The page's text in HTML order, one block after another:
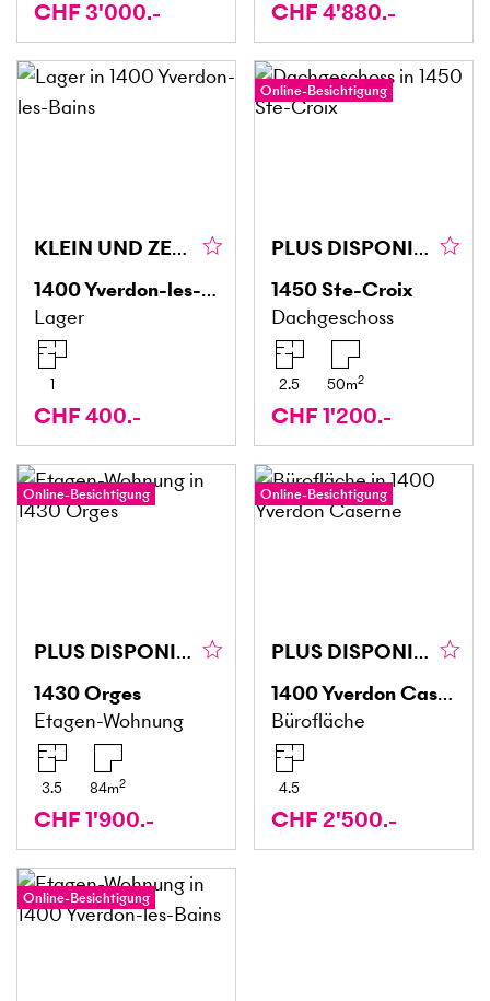
CHF 3'000.- CHF 4'880.-
KLEIN UND ZENTRAL
1400Yverdon-les-Bains
Lager
1
CHF 400.-
Online-Besichtigung
PLUS DISPONIBLE
1450Ste-Croix
Dachgeschoss
2.5 50m2
CHF 1'200.-
Online-Besichtigung
PLUS DISPONIBLE
1430Orges
Etagen-Wohnung
3.5 84m2
CHF 1'900.-
Online-Besichtigung
PLUS DISPONIBLE
1400Yverdon Caserne
Bürofläche
4.5
CHF 2'500.-
Online-Besichtigung